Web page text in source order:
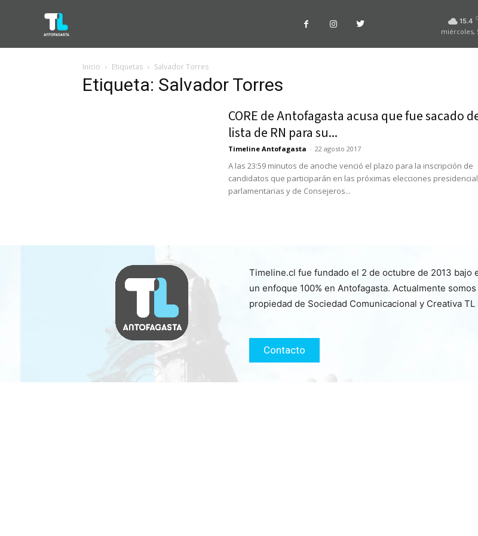
15.4 C
miércoles,
Inicio Etiquetas Salvador Torres
Etiqueta: Salvador Torres
CORE de Antofagasta acusa que fue sacado
lista de RN para su...
Timeline Antofagasta - 22 agosto 2017
A las 23:59 minutos de anoche venció el plazo para la inscripción de
candidatos que participarán en las próximas elecciones
parlamentarias y de Consejeros...
Timeline.cl fue fundado el 2 de octubre de 2013
un enfoque 100% en Antofagasta. Actualmente
propiedad de Sociedad Comunicacional y Creativa
Contacto